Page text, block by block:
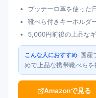
ブッテーロ革を使った
靴べら付きキーホルダ
5,000円前後の上品な
こんな人におすすめ 国産
めで上品な携帯靴べらを
Amazonで見る